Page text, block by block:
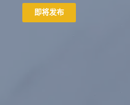
即将发布